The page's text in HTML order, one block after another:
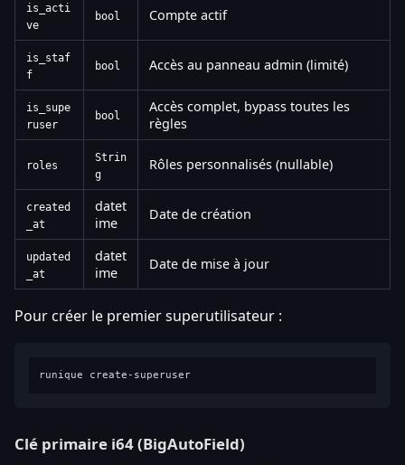
is_acti
ve
bool Compte actif
is_staf
f
bool Accès au panneau admin (limité)
is_supe
ruser
bool
Accès complet, bypass toutes les
règles
roles
Strin
g
Rôles personnalisés (nullable)
created
_at
datet
ime
Date de création
updated
_at
datet
ime
Date de mise à jour
Pour créer le premier superutilisateur :
Clé primaire i64 (BigAutoField)